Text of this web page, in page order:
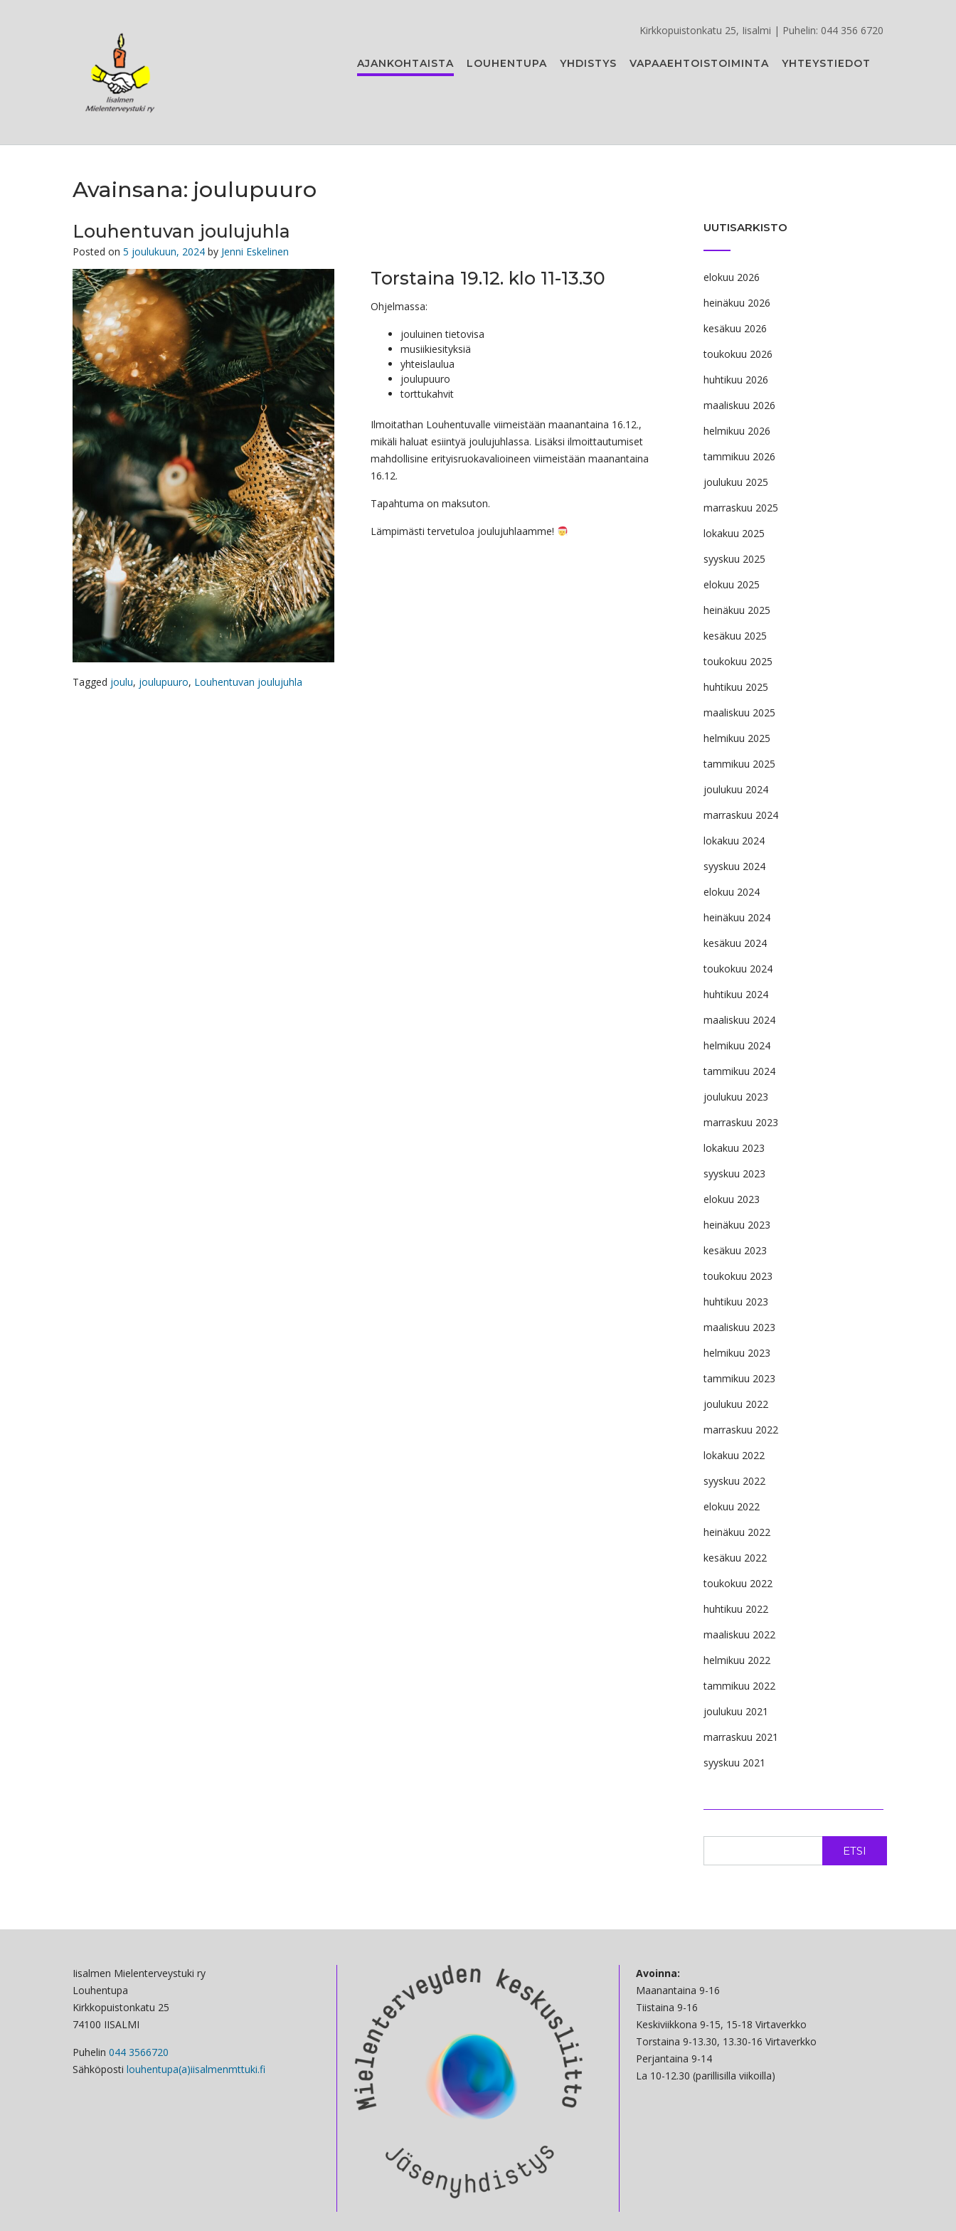
Kirkkopuistonkatu 25, Iisalmi | Puhelin: 044 356 6720
AJANKOHTAISTA LOUHENTUPA YHDISTYS VAPAAEHTOISTOIMINTA YHTEYSTIEDOT
Avainsana: joulupuuro
Louhentuvan joulujuhla
Posted on 5 joulukuun, 2024 by Jenni Eskelinen
Torstaina 19.12. klo 11-13.30
Ohjelmassa:
jouluinen tietovisa
musiikiesityksiä
yhteislaulua
joulupuuro
torttukahvit
Ilmoitathan Louhentuvalle viimeistään maanantaina 16.12.,
mikäli haluat esiintyä joulujuhlassa. Lisäksi ilmoittautumiset
mahdollisine erityisruokavalioineen viimeistään maanantaina
16.12.
Tapahtuma on maksuton.
Lämpimästi tervetuloa joulujuhlaamme!
Tagged joulu, joulupuuro, Louhentuvan joulujuhla
UUTISARKISTO
elokuu 2026
heinäkuu 2026
kesäkuu 2026
toukokuu 2026
huhtikuu 2026
maaliskuu 2026
helmikuu 2026
tammikuu 2026
joulukuu 2025
marraskuu 2025
lokakuu 2025
syyskuu 2025
elokuu 2025
heinäkuu 2025
kesäkuu 2025
toukokuu 2025
huhtikuu 2025
maaliskuu 2025
helmikuu 2025
tammikuu 2025
joulukuu 2024
marraskuu 2024
lokakuu 2024
syyskuu 2024
elokuu 2024
heinäkuu 2024
kesäkuu 2024
toukokuu 2024
huhtikuu 2024
maaliskuu 2024
helmikuu 2024
tammikuu 2024
joulukuu 2023
marraskuu 2023
lokakuu 2023
syyskuu 2023
elokuu 2023
heinäkuu 2023
kesäkuu 2023
toukokuu 2023
huhtikuu 2023
maaliskuu 2023
helmikuu 2023
tammikuu 2023
joulukuu 2022
marraskuu 2022
lokakuu 2022
syyskuu 2022
elokuu 2022
heinäkuu 2022
kesäkuu 2022
toukokuu 2022
huhtikuu 2022
maaliskuu 2022
helmikuu 2022
tammikuu 2022
joulukuu 2021
marraskuu 2021
syyskuu 2021
ETSI
Iisalmen Mielenterveystuki ry
Louhentupa
Kirkkopuistonkatu 25
74100 IISALMI
Puhelin 044 3566720
Sähköposti louhentupa(a)iisalmenmttuki.fi
Avoinna:
Maanantaina 9-16
Tiistaina 9-16
Keskiviikkona 9-15, 15-18 Virtaverkko
Torstaina 9-13.30, 13.30-16 Virtaverkko
Perjantaina 9-14
La 10-12.30 (parillisilla viikoilla)